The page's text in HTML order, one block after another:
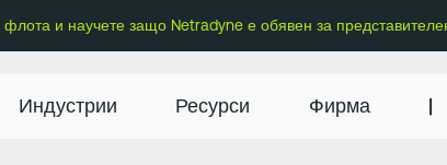
и научете защо Netradyne е обявен за
Индустрии Ресурси Фирма |